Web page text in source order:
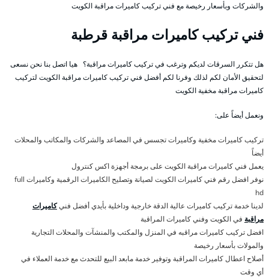
والشركات وبأسعار رخيصة مع فني تركيب كاميرات مراقبة الكويت
فني تركيب كاميرات مراقبة قرطبة
هل تتكرر السرقات لديكم وترغب في تركيب كاميرات مراقبة؟ هيا اتصل بنا نحن نسعى
لتحقيق الأمان لكم لذلك وفرنا لكم أفضل فني تركيب كاميرات مراقبة الكويت لتركيب
كاميرات مراقبة مخفية الكويت
ونعمل أيضاً على:
تركيب كاميرات مخفية وكاميرات تجسس في المصاعد والشركات والمكاتب والمحلات
أيضاً
يعمل فني كاميرات مراقبة الكويت على برمجة أجهزة اكس كنترول
نوفر افضل رقم فني كاميرات الكويت لصيانة وتصليح الكاميرات الرقمية وكاميرات full
hd
لدينا خدمة تركيب كاميرات عالية الدقة خارجية وداخلية بأيدي أفضل فنيكاميرات
مراقبة في الكويت وفني كاميرات المراقبة
افضل تركيب كاميرات مراقبه في المنزل والمكتب والمنشآت والمحلات التجارية
والمولات بأسعار رخيصة
أصلاح اعطال كاميرات المراقبة وتوفير خدمة مابعد البيع للتحدث مع خدمة العملاء في
أي وقت